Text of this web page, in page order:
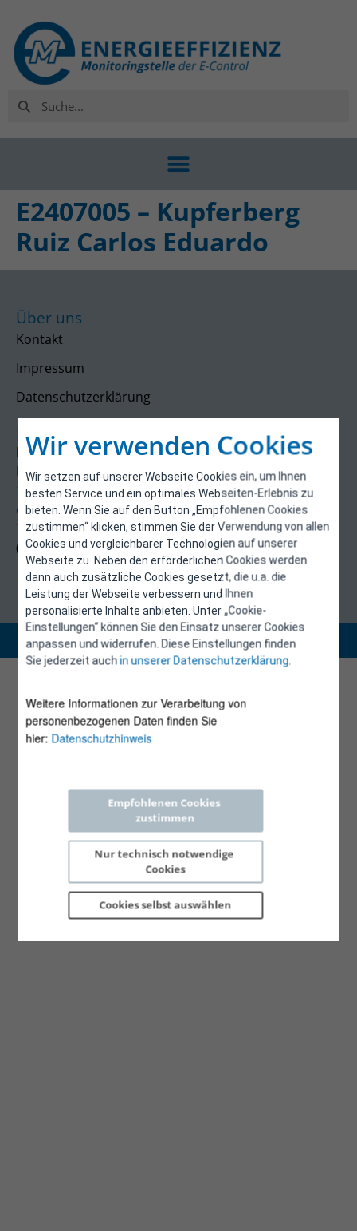
Wir verwenden Cookies
Wir setzen auf unserer Webseite Cookies ein, um Ihnen
besten Service und ein optimales Webseiten-Erlebnis zu
bieten. Wenn Sie auf den Button „Empfohlenen Cookies
zustimmen“ klicken, stimmen Sie der Verwendung von allen
Cookies und vergleichbarer Technologien auf unserer
Webseite zu. Neben den erforderlichen Cookies werden
dann auch zusätzliche Cookies gesetzt, die u.a. die
Leistung der Webseite verbessern und Ihnen
personalisierte Inhalte anbieten. Unter „Cookie-
Einstellungen“ können Sie den Einsatz unserer Cookies
anpassen und widerrufen. Diese Einstellungen finden
Sie jederzeit auchin unserer Datenschutzerklärung.
Weitere Informationen zur Verarbeitung von
personenbezogenen Daten finden Sie
hier: Datenschutzhinweis
Empfohlenen Cookies
zustimmen
Nur technisch notwendige
Cookies
Cookies selbst auswählen
E2407005 – Kupferberg
Ruiz Carlos Eduardo
Über uns
Kontakt
Impressum
Datenschutzerklärung
Kontakt
E-Control
Rudolfsplatz 13a
1010 Wien
energieeffizienz@e-control.at
Tel +43 1 5324724
(Mo, Mi-Fr 09:30-12:30 Uhr)
Copyright 2026 © E-Control